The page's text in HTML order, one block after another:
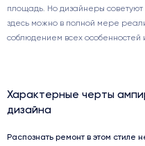
площадь. Но дизайнеры советуют
здесь можно в полной мере
соблюдением всех особенностей
Характерные черты
дизайна
Распознать ремонт в этом